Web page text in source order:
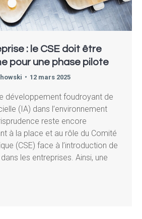
: le CSE doit être
pour une phase pilote
12 mars 2025
développement foudroyant de
(IA) dans l’environnement
reste encore
à la place et au rôle du Comité
(CSE) face à l’introduction de
les entreprises. Ainsi, une